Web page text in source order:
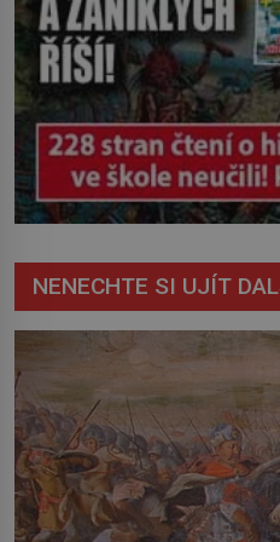
NENECHTE SI UJÍT